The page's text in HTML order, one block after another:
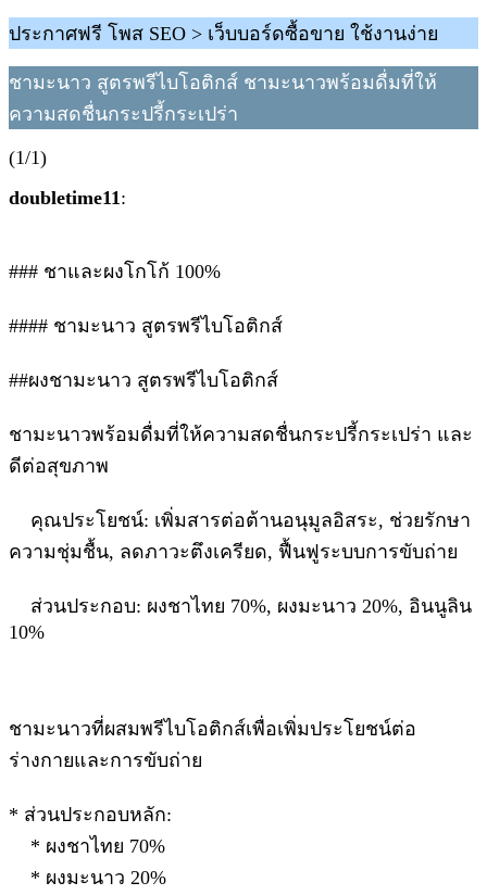
ประกาศฟรี โพส SEO > เว็บบอร์ดซื้อขาย ใช้งานง่าย
ชามะนาว สูตรพรีไบโอติกส์ ชามะนาวพร้อมดื่มที่ให้
ความสดชื่นกระปรี้กระเปร่า
(1/1)
doubletime11:
### ชาและผงโกโก้ 100%
#### ชามะนาว สูตรพรีไบโอติกส์
##ผงชามะนาว สูตรพรีไบโอติกส์
ชามะนาวพร้อมดื่มที่ให้ความสดชื่นกระปรี้กระเปร่า และ
ดีต่อสุขภาพ
คุณประโยชน์: เพิ่มสารต่อต้านอนุมูลอิสระ, ช่วยรักษา
ความชุ่มชื้น, ลดภาวะตึงเครียด, ฟื้นฟูระบบการขับถ่าย
ส่วนประกอบ: ผงชาไทย 70%, ผงมะนาว 20%, อินนูลิน
10%
ชามะนาวที่ผสมพรีไบโอติกส์เพื่อเพิ่มประโยชน์ต่อ
ร่างกายและการขับถ่าย
* ส่วนประกอบหลัก:
* ผงชาไทย 70%
* ผงมะนาว 20%